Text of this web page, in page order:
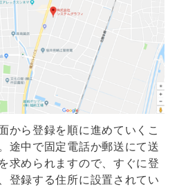
から登録を順に進めていくこ
途中で固定電話か郵送にて送
求められますので、すぐに登
登録する住所に設置されてい